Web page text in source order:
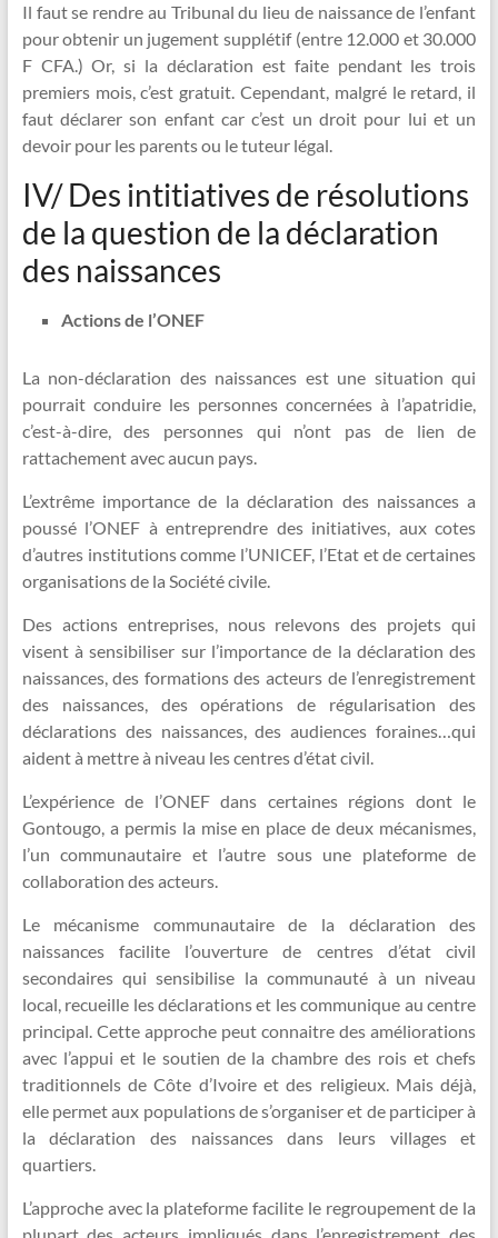
Il faut se rendre au Tribunal du lieu de naissance de l’enfant
pour obtenir un jugement supplétif (entre 12.000 et 30.000
F CFA.) Or, si la déclaration est faite pendant les trois
premiers mois, c’est gratuit. Cependant, malgré le retard, il
faut déclarer son enfant car c’est un droit pour lui et un
devoir pour les parents ou le tuteur légal.
IV/ Des intitiatives de résolutions
de la question de la déclaration
des naissances
Actions de l’ONEF
La non-déclaration des naissances est une situation qui
pourrait conduire les personnes concernées à l’apatridie,
c’est-à-dire, des personnes qui n’ont pas de lien de
rattachement avec aucun pays.
L’extrême importance de la déclaration des naissances a
poussé l’ONEF à entreprendre des initiatives, aux cotes
d’autres institutions comme l’UNICEF, l’Etat et de certaines
organisations de la Société civile.
Des actions entreprises, nous relevons des projets qui
visent à sensibiliser sur l’importance de la déclaration des
naissances, des formations des acteurs de l’enregistrement
des naissances, des opérations de régularisation des
déclarations des naissances, des audiences foraines…qui
aident à mettre à niveau les centres d’état civil.
L’expérience de l’ONEF dans certaines régions dont le
Gontougo, a permis la mise en place de deux mécanismes,
l’un communautaire et l’autre sous une plateforme de
collaboration des acteurs.
Le mécanisme communautaire de la déclaration des
naissances facilite l’ouverture de centres d’état civil
secondaires qui sensibilise la communauté à un niveau
local, recueille les déclarations et les communique au centre
principal. Cette approche peut connaitre des améliorations
avec l’appui et le soutien de la chambre des rois et chefs
traditionnels de Côte d’Ivoire et des religieux. Mais déjà,
elle permet aux populations de s’organiser et de participer à
la déclaration des naissances dans leurs villages et
quartiers.
L’approche avec la plateforme facilite le regroupement de la